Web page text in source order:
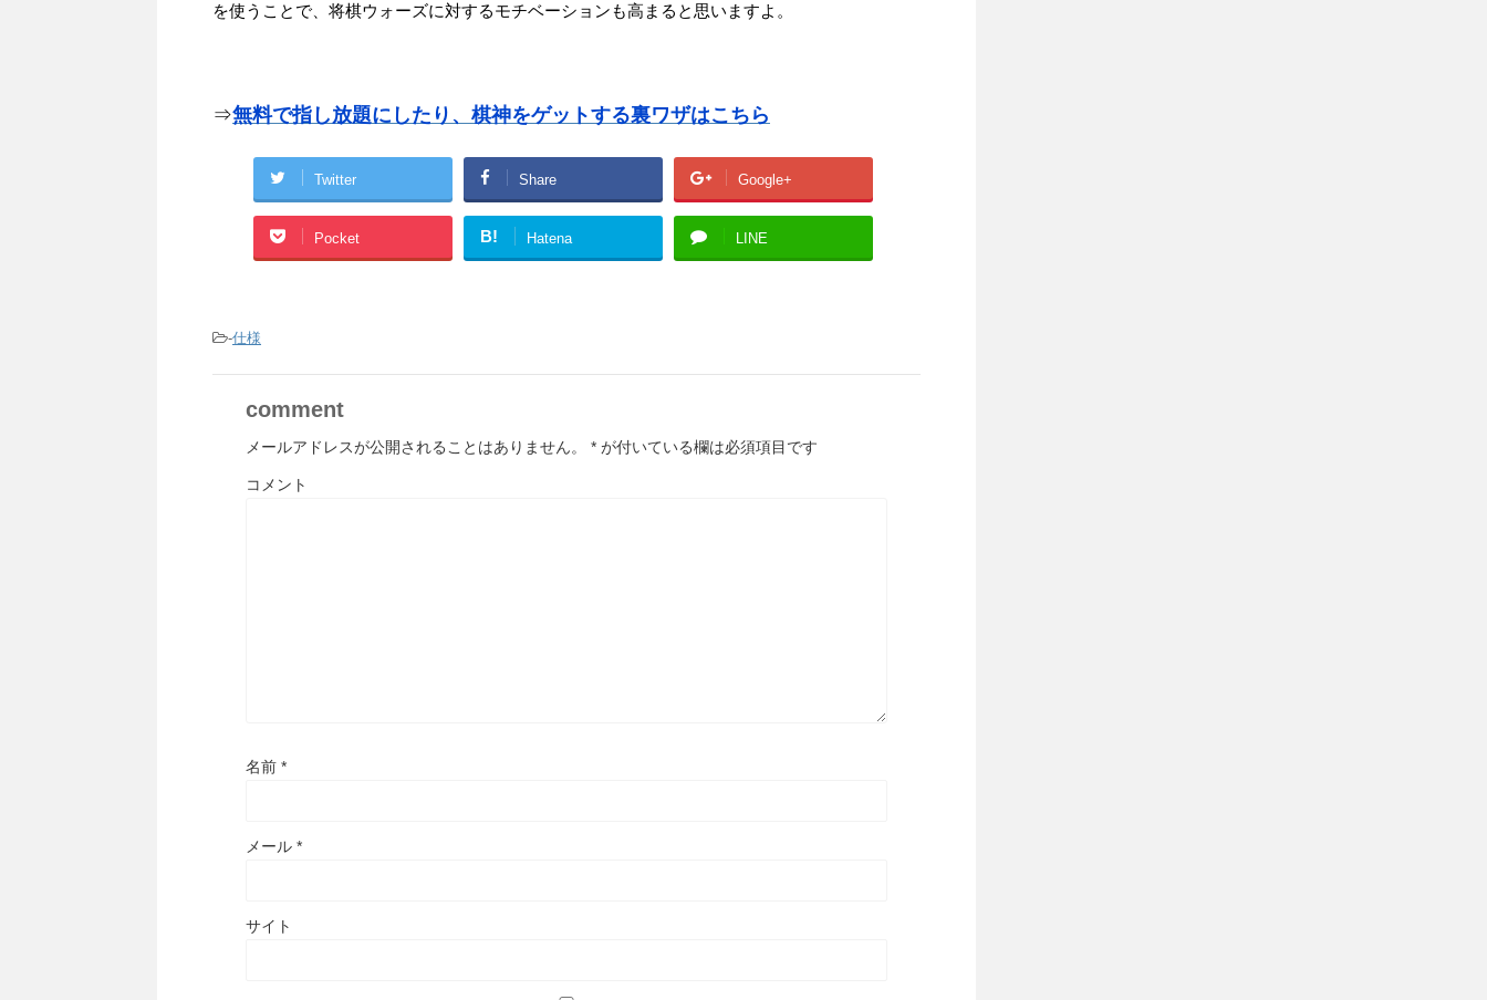
を使うことで、将棋ウォーズに対するモチベーションも高まると思いますよ。
⇒無料で指し放題にしたり、棋神をゲットする裏ワザはこちら
Twitter Share Google+
Pocket B! Hatena LINE
-仕様
comment
メールアドレスが公開されることはありません。 * が付いている欄は必須項目です
コメント
名前 *
メール *
サイト